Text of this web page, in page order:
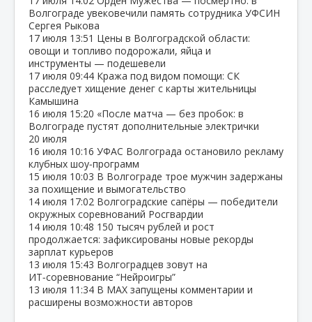
Волгограде увековечили память сотрудника УФСИН
Сергея Рыкова
17 июля 13:51 Цены в Волгоградской области:
овощи и топливо подорожали, яйца и
инструменты — подешевели
17 июля 09:44 Кража под видом помощи: СК
расследует хищение денег с карты жительницы
Камышина
16 июля 15:20 «После матча — без пробок: в
Волгограде пустят дополнительные электрички
20 июля
16 июля 10:16 УФАС Волгограда остановило рекламу
клубных шоу‑программ
15 июля 10:03 В Волгограде трое мужчин задержаны
за похищение и вымогательство
14 июля 17:02 Волгоградские сапёры — победители
окружных соревнований Росгвардии
14 июля 10:48 150 тысяч рублей и рост
продолжается: зафиксированы новые рекорды
зарплат курьеров
13 июля 15:43 Волгоградцев зовут на
ИТ‑соревнование “Нейроигры”
13 июля 11:34 В МАХ запущены комментарии и
расширены возможности авторов